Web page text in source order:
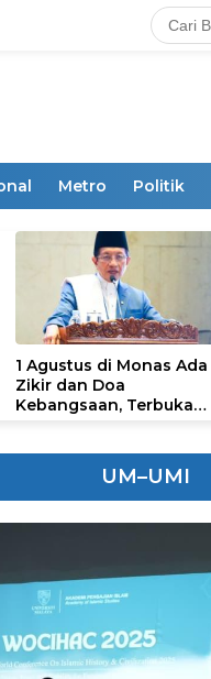
Metro Politik
1 Agustus di Monas Ada
Zikir dan Doa
Kebangsaan, Terbuka
UM–UMI